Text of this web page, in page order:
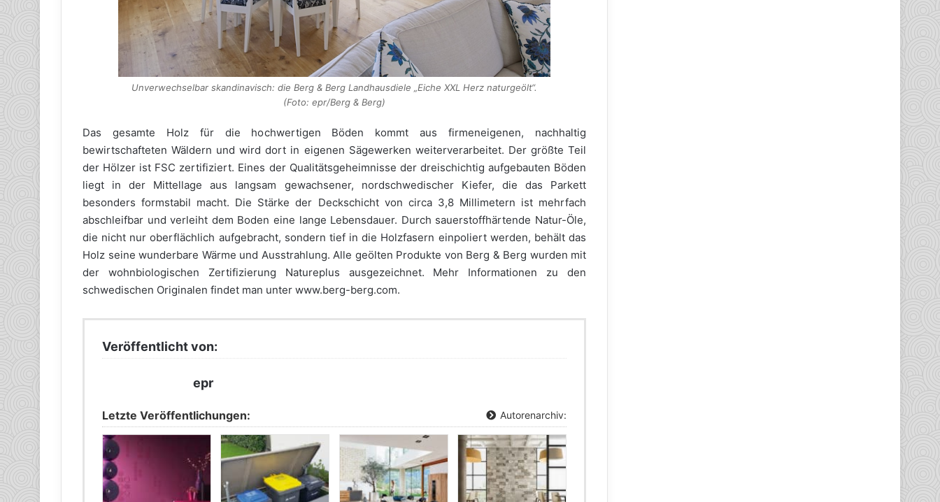
Unverwechselbar skandinavisch: die Berg & Berg Landhausdiele „Eiche XXL Herz naturgeölt“.
(Foto: epr/Berg & Berg)
Das gesamte Holz für die hochwertigen Böden kommt aus firmeneigenen, nachhaltig
bewirtschafteten Wäldern und wird dort in eigenen Sägewerken weiterverarbeitet. Der größte Teil
der Hölzer ist FSC zertifiziert. Eines der Qualitätsgeheimnisse der dreischichtig aufgebauten Böden
liegt in der Mittellage aus langsam gewachsener, nordschwedischer Kiefer, die das Parkett
besonders formstabil macht. Die Stärke der Deckschicht von circa 3,8 Millimetern ist mehrfach
abschleifbar und verleiht dem Boden eine lange Lebensdauer. Durch sauerstoffhärtende Natur-Öle,
die nicht nur oberflächlich aufgebracht, sondern tief in die Holzfasern einpoliert werden, behält das
Holz seine wunderbare Wärme und Ausstrahlung. Alle geölten Produkte von Berg & Berg wurden mit
der wohnbiologischen Zertifizierung Natureplus ausgezeichnet. Mehr Informationen zu den
schwedischen Originalen findet man unter www.berg-berg.com.
Veröffentlicht von:
epr
Letzte Veröffentlichungen: Autorenarchiv: